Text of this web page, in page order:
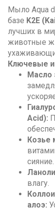
Мыло Aqua
базе K2E
лучших в
животные
Ключевые
Масло
Acid):
Козье
сияние.
влагу.
алоэ: